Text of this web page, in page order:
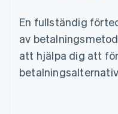
En fullständig
av
att hjälpa dig att